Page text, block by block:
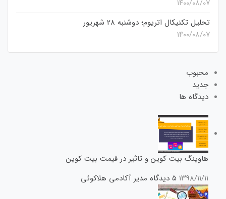
۱۴۰۰/۰۸/۰۷
تحلیل تکنیکال اتریوم؛ دوشنبه 28 شهریور
۱۴۰۰/۰۸/۰۷
محبوب
جدید
دیدگاه ها
هاوینگ بیت کوین و تاثیر در قیمت بیت کوین
۱۳۹۸/۱۱/۱۱ ۵ دیدگاه مدیر آکادمی هلاکوئی